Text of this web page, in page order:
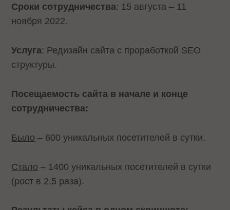
Сроки сотрудничества: 15 августа – 11
ноября 2022.
Услуга: Редизайн сайта с проработкой SEO
структуры.
Посещаемость сайта в начале и конце
сотрудничества:
Было – 600 уникальных посетителей в сутки.
Cтало – 1400 уникальных посетителей в сутки
(рост в 2,5 раза).